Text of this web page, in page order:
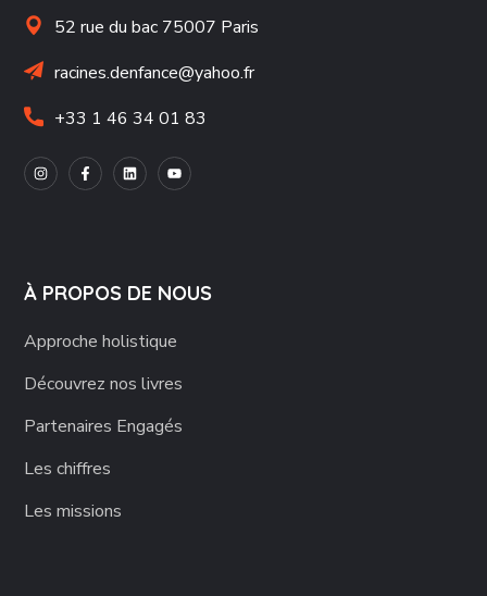
52 rue du bac 75007 Paris
racines.denfance@yahoo.fr
+33 1 46 34 01 83
À PROPOS DE NOUS
Approche holistique
Découvrez nos livres
Partenaires Engagés
Les chiffres
Les missions